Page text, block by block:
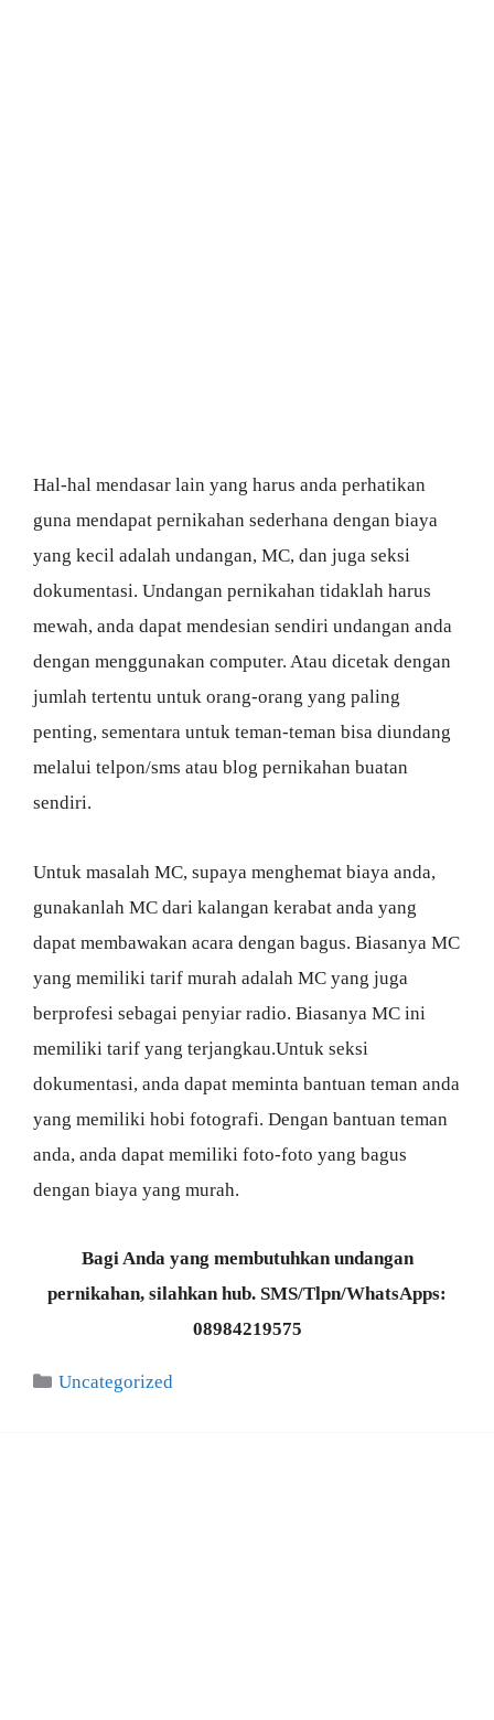
Hal-hal mendasar lain yang harus anda perhatikan
guna mendapat pernikahan sederhana dengan biaya
yang kecil adalah undangan, MC, dan juga seksi
dokumentasi. Undangan pernikahan tidaklah harus
mewah, anda dapat mendesian sendiri undangan anda
dengan menggunakan computer. Atau dicetak dengan
jumlah tertentu untuk orang-orang yang paling
penting, sementara untuk teman-teman bisa diundang
melalui telpon/sms atau blog pernikahan buatan
sendiri.
Untuk masalah MC, supaya menghemat biaya anda,
gunakanlah MC dari kalangan kerabat anda yang
dapat membawakan acara dengan bagus. Biasanya MC
yang memiliki tarif murah adalah MC yang juga
berprofesi sebagai penyiar radio. Biasanya MC ini
memiliki tarif yang terjangkau.Untuk seksi
dokumentasi, anda dapat meminta bantuan teman anda
yang memiliki hobi fotografi. Dengan bantuan teman
anda, anda dapat memiliki foto-foto yang bagus
dengan biaya yang murah.
Bagi Anda yang membutuhkan undangan
pernikahan, silahkan hub. SMS/Tlpn/WhatsApps:
08984219575
Categories
Uncategorized